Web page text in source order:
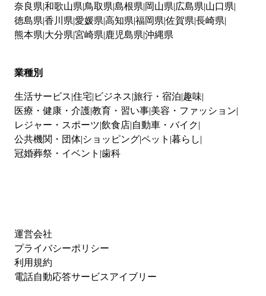
奈良県 和歌山県 鳥取県 島根県 岡山県 広島県 山口県
徳島県 香川県 愛媛県 高知県 福岡県 佐賀県 長崎県
熊本県 大分県 宮崎県 鹿児島県 沖縄県
業種別
生活サービス 住宅 ビジネス 旅行・宿泊 趣味
医療・健康・介護教育・習い事 美容・ファッション
レジャー・スポーツ 飲食店 自動車・バイク
公共機関・団体 ショッピングペット 暮らし
冠婚葬祭・イベント 歯科
運営会社
プライバシーポリシー
利用規約
電話自動応答サービスアイブリー